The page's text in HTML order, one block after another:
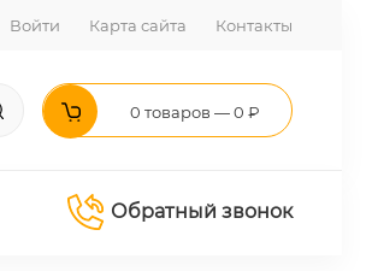
Войти Карта сайта Контакты
0 товаров — 0 ₽
Обратный звонок